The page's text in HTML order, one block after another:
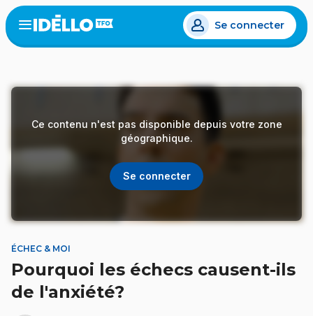
Aller
au
contenu
Open
menu
Se connecter
Ce contenu n'est pas disponible depuis votre zone
géographique.
Se connecter
ÉCHEC & MOI
Pourquoi les échecs causent-ils
de l'anxiété?